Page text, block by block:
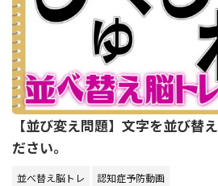
【並び変え問題】文字を並び替
ださい。
並べ替え脳トレ 認知症予防動画